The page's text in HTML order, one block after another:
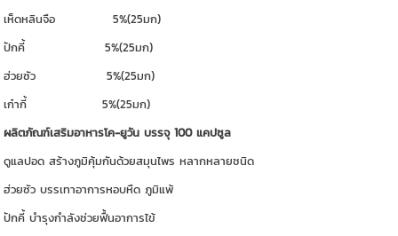
เห็ดหลินจือ 5%(25มก)
ปักคี้ 5%(25มก)
ฮ่วยซัว 5%(25มก)
เก๋ากี้ 5%(25มก)
ผลิตภัณฑ์เสริมอาหารโค-ยูวัน บรรจุ 100 แคปซูล
ดูแลปอด สร้างภูมิคุ้มกันด้วยสมุนไพร หลากหลายชนิด
ฮ่วยซัว บรรเทาอาการหอบหืด ภูมิแพ้
ปักคี้ บำรุงกำลังช่วยฟื้นอาการไข้